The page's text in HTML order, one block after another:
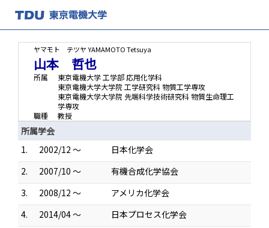
ヤマモト テツヤ YAMAMOTO Tetsuya
山本 哲也
所属
東京電機大学 工学部 応用化学科
東京電機大学大学院 工学研究科 物質工学専攻
東京電機大学大学院 先端科学技術研究科 物質生命理工
学専攻
職種
教授
所属学会
1.
2002/12 ～
日本化学会
2.
2007/10 ～
有機合成化学協会
3.
2008/12 ～
アメリカ化学会
4.
2014/04 ～
日本プロセス化学会